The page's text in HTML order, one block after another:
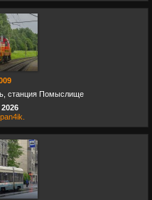
станция Помыслище